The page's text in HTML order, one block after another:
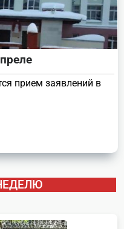
прием заявлений в